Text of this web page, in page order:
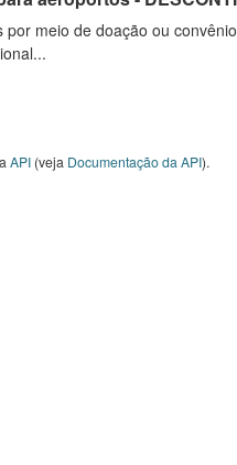
meio de doação ou
API(veja Documentação da API).